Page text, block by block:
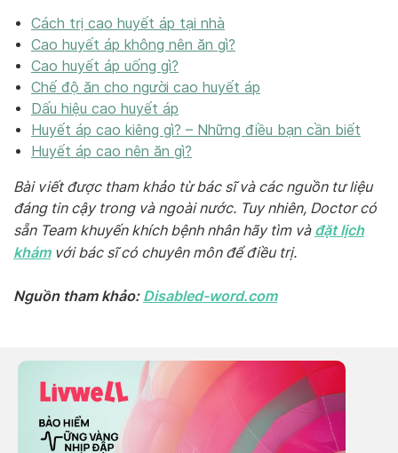
Cách trị cao huyết áp tại nhà
Cao huyết áp không nên ăn gì?
Cao huyết áp uống gì?
Chế độ ăn cho người cao huyết áp
Dấu hiệu cao huyết áp
Huyết áp cao kiêng gì? – Những điều bạn cần biết
Huyết áp cao nên ăn gì?
Bài viết được tham khảo từ bác sĩ và các nguồn tư liệu
đáng tin cậy trong và ngoài nước. Tuy nhiên, Doctor có
sẵn Team khuyến khích bệnh nhân hãy tìm và đặt lịch
khámvới bác sĩ có chuyên môn để điều trị.
Nguồn tham khảo: Disabled-word.com